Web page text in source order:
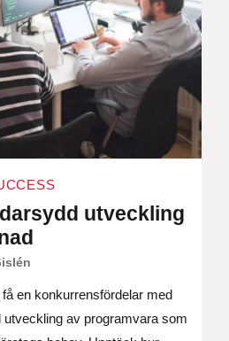
utveckling
en konkurrensfördelar med
av programvara som